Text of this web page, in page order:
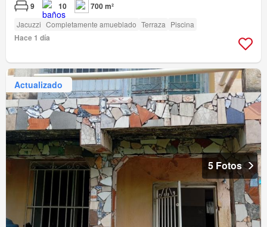
9 10 700 m²
Jacuzzi Completamente amueblado Terraza Piscina
Hace 1 día
Actualizado
5 Fotos